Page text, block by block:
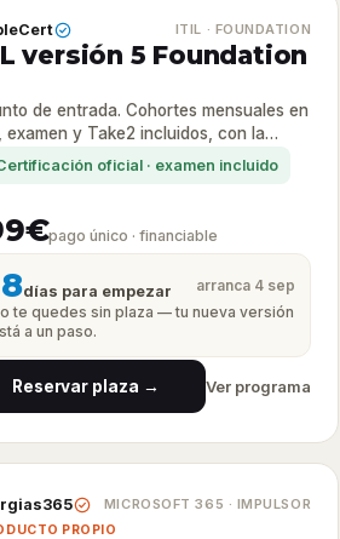
ITIL · FOUNDATION
versión 5 Foundation
de entrada. Cohortes mensuales en
examen y Take2 incluidos, con la
Método pymIT.oficial · examen incluido
pago único · financiable
días para empezar
arranca 4 sep
te quedes sin plaza — tu nueva versión
a un paso.
Reservar plaza → Ver programa
MICROSOFT 365 · IMPULSOR
PROPIO